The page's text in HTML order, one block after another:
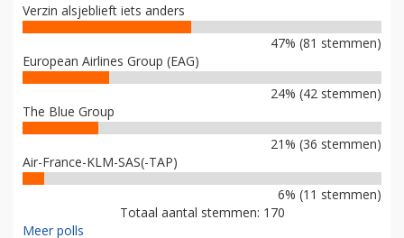
Verzin alsjeblieft iets anders
47% (81 stemmen)
European Airlines Group (EAG)
24% (42 stemmen)
The Blue Group
21% (36 stemmen)
Air-France-KLM-SAS(-TAP)
6% (11 stemmen)
Totaal aantal stemmen: 170
Meer polls